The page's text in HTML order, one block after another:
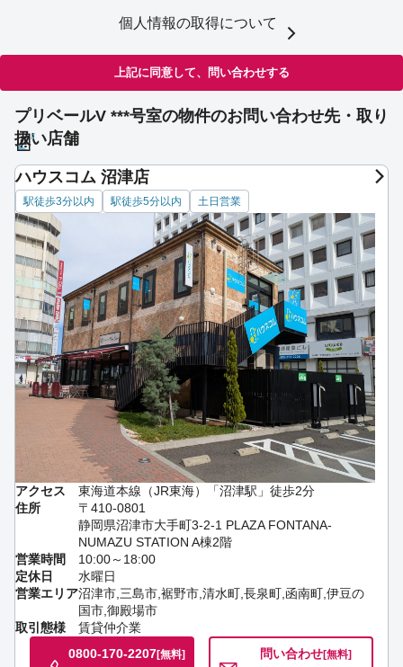
個人情報の取得について
上記に同意して、問い合わせする
プリベールV ***号室の物件のお問い合わせ先・取り
扱い店舗
ハウスコム 沼津店
駅徒歩3分以内 駅徒歩5分以内 土日営業
アクセス
東海道本線（JR東海）「沼津駅」徒歩2分
住所
〒410-0801
静岡県沼津市大手町3-2-1 PLAZA FONTANA-
NUMAZU STATION A棟2階
営業時間
10:00～18:00
定休日
水曜日
営業エリア沼津市,三島市,裾野市,清水町,長泉町,函南町,伊豆の
国市,御殿場市
取引態様
賃貸仲介業
0800-170-2207[無料] 問い合わせ[無料]